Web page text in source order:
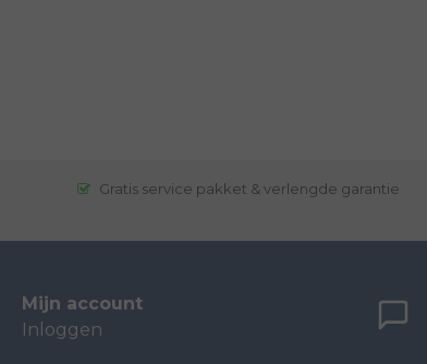
Gratis service pakket & verlengde garantie
Mijn account
Inloggen